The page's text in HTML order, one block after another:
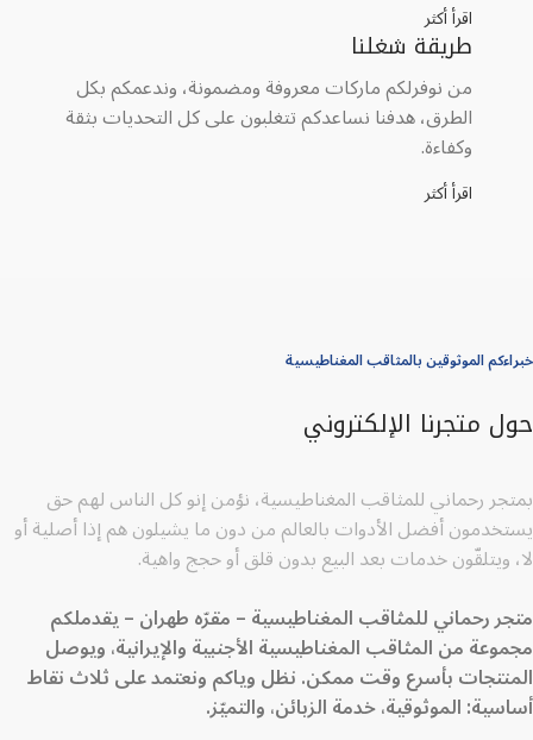
اقرأ أكثر
طريقة شغلنا
من نوفرلكم ماركات معروفة ومضمونة، وندعمكم بكل
الطرق، هدفنا نساعدكم تتغلبون على كل التحديات بثقة
وكفاءة.
اقرأ أكثر
خبراءكم الموثوقين بالمثاقب المغناطيسية
حول متجرنا الإلكتروني
بمتجر رحماني للمثاقب المغناطيسية، نؤمن إنو كل الناس لهم حق
يستخدمون أفضل الأدوات بالعالم من دون ما يشيلون هم إذا أصلية أو
لا، ويتلقّون خدمات بعد البيع بدون قلق أو حجج واهية.
متجر رحماني للمثاقب المغناطيسية – مقرّه طهران – يقدملكم
مجموعة من المثاقب المغناطيسية الأجنبية والإيرانية، ويوصل
المنتجات بأسرع وقت ممكن. نظل وياكم ونعتمد على ثلاث نقاط
أساسية: الموثوقية، خدمة الزبائن، والتميّز.